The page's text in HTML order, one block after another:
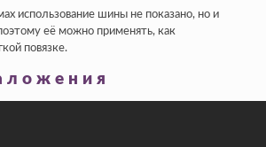
использование шины не показано, но и
её можно применять, как
повязке.